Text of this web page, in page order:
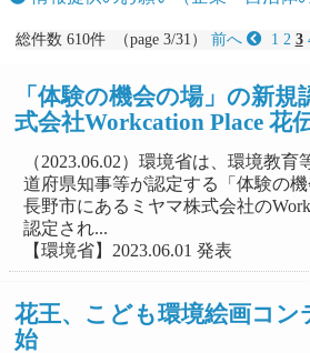
総件数 610件 （page 3/31） 前へ 1 2 3
「体験の機会の場」の新
式会社Workcation Place 花
（2023.06.02）環境省は、環境教
道府県知事等が認定する「体験の
長野市にあるミヤマ株式会社の
認定され...
【環境省】2023.06.01 発表
花王、こども環境絵画コ
始